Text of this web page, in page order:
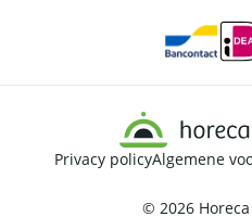
Privacy policyAlgemene
© 2026